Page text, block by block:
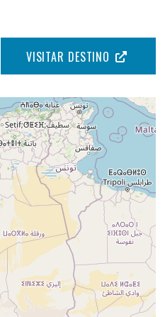
VISITAR DESTINO